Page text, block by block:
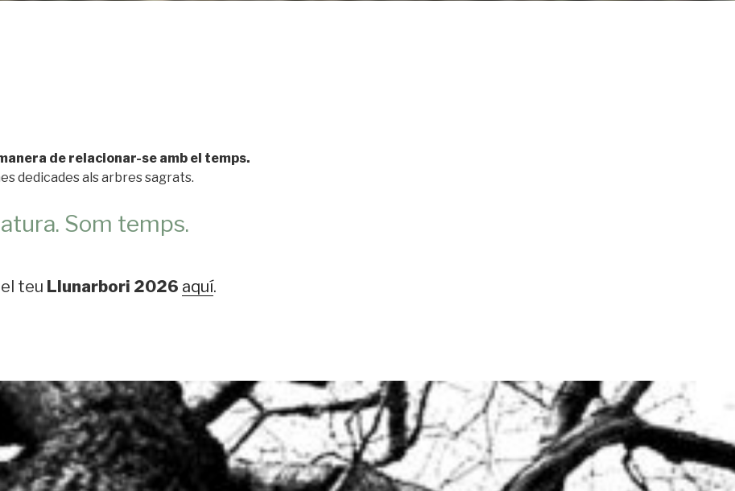
de relacionar-se amb el temps.
dedicades als arbres sagrats.
Som temps.
teu Llunarbori 2026 aquí.